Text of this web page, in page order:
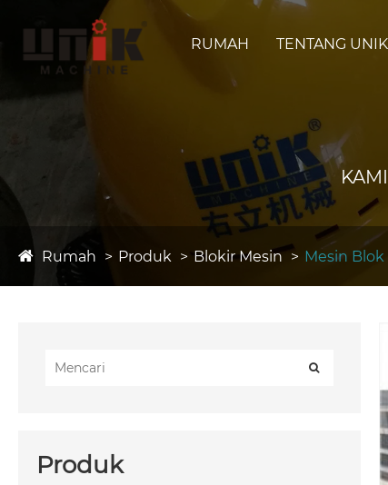
RUMAH TENTANG UNIK
Rumah Produk Blokir Mesin Mesin
Produk